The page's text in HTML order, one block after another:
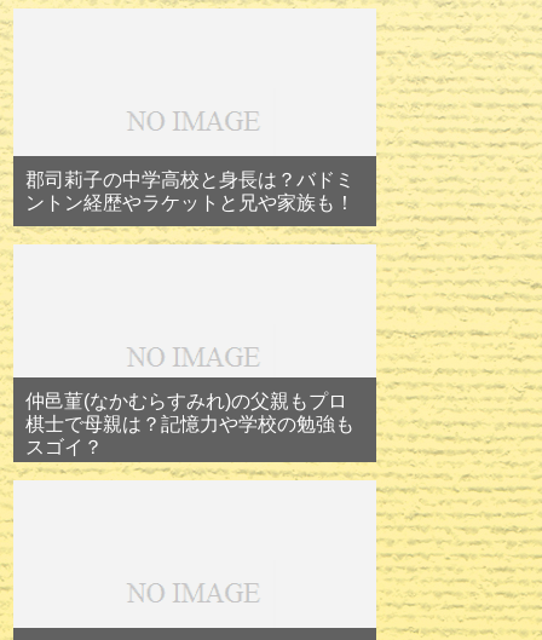
郡司莉子の中学高校と身長は？バドミ
ントン経歴やラケットと兄や家族も！
仲邑菫(なかむらすみれ)の父親もプロ
棋士で母親は？記憶力や学校の勉強も
スゴイ？